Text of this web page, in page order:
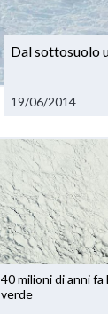
Dal sottosuolo
19/06/2014
40 milioni di anni
verde